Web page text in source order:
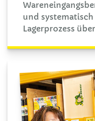
und
Lagerprozess